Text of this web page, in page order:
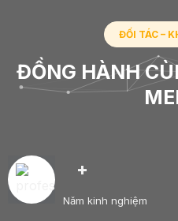
ĐỐI TÁC –
ĐỒNG HÀNH
+
Năm kinh nghiệm